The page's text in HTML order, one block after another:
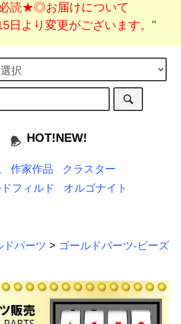
読★◎お届けについて
日より変更がございます。 "
HOT!NEW!
作家作品
クラスター
フィルド
オルゴナイト
ドパーツ > ゴールドパーツ-ビーズ